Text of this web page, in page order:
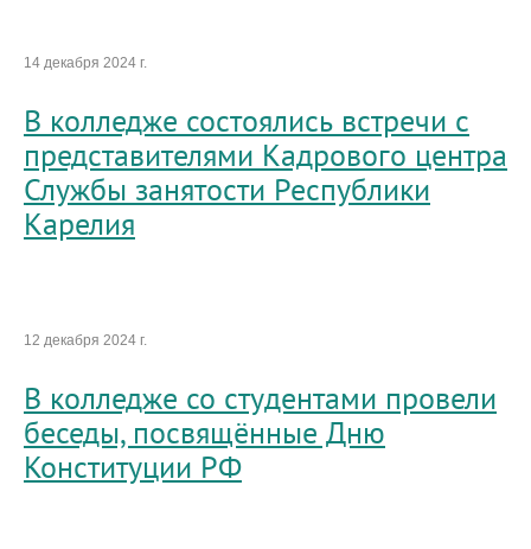
14 декабря 2024 г.
В колледже состоялись встречи с
представителями Кадрового центра
Службы занятости Республики
Карелия
12 декабря 2024 г.
В колледже со студентами провели
беседы, посвящённые Дню
Конституции РФ